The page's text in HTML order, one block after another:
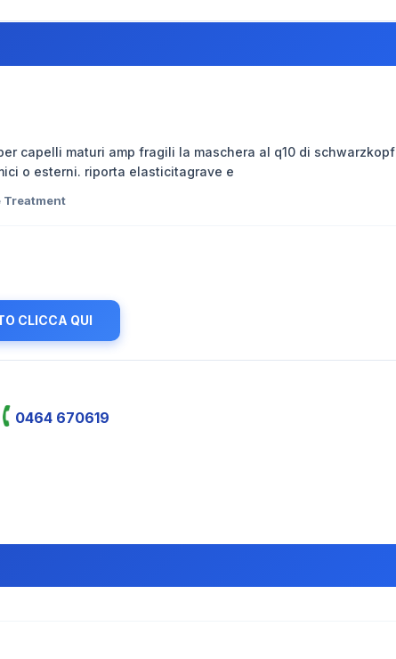
capelli maturi amp fragili la maschera al q10 di schwarzkopf
o esterni. riporta elasticitagrave e
Treatment
CLICCA QUI
0464 670619